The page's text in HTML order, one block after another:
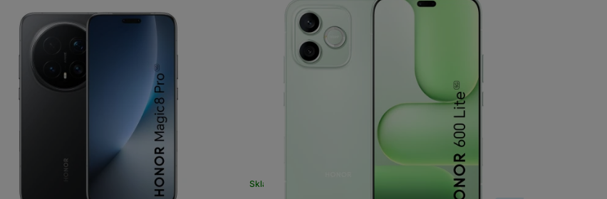
Vivo
Infinix
Google Pixel
Levné telefony
Samsung
Xiaomi Samsung Galaxy Z Fold
Samsung Galaxy S
Samsung Galaxy A
Samsung Galaxy Xcover
Xiaomi
Xiaomi 17 iPhone
Skladem